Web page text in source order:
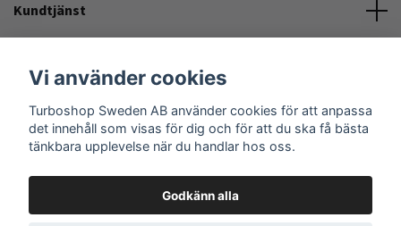
Kundtjänst
Sociala medier
Vi använder cookies
Turboshop Sweden AB använder cookies för att anpassa
det innehåll som visas för dig och för att du ska få bästa
tänkbara upplevelse när du handlar hos oss.
Godkänn alla